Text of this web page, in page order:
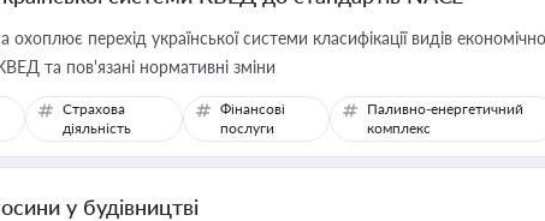
охоплює перехід української системи класифікації видів
та пов'язані нормативні зміни
Страхова
діяльність
Фінансові
послуги
Паливно-енергетичний
комплекс
у будівництві